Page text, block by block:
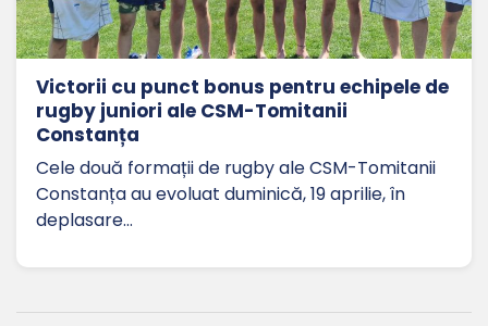
Victorii cu punct bonus pentru echipele de
rugby juniori ale CSM-Tomitanii
Constanța
Cele două formații de rugby ale CSM-Tomitanii
Constanța au evoluat duminică, 19 aprilie, în
deplasare…